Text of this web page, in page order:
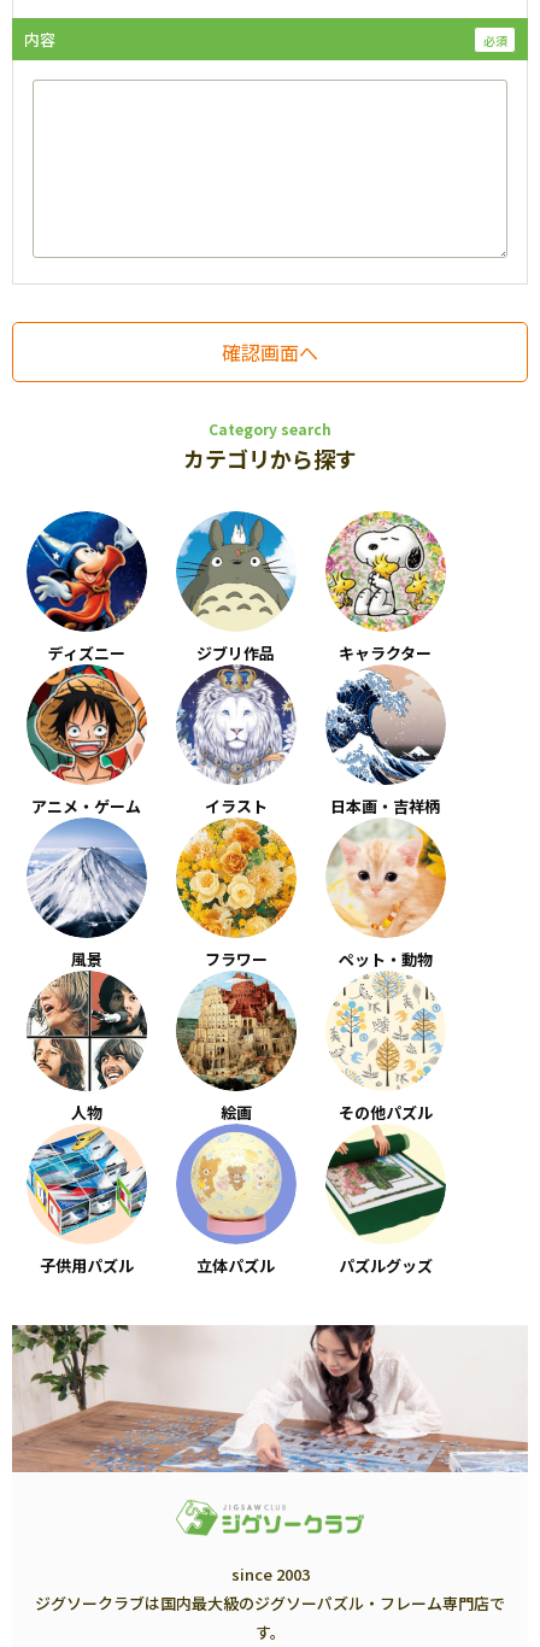
内容
Category search
カテゴリから探す
ディズニー ジブリ作品 キャラクター
アニメ・ゲーム イラスト 日本画・吉祥柄
風景 フラワー ペット・動物
人物 絵画 その他パズル
子供用パズル 立体パズル パズルグッズ
since 2003
ジグソークラブは国内最大級のジグソーパズル・フレーム専門店で
す。